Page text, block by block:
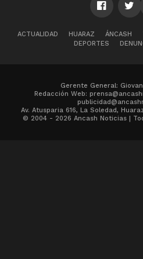
ACTUALIDAD HUARAZ ÁNCASH
DEPORTES
Gerente General:
Redacción Web:
Av. Atusparia 616, La Soledad,
© 2004 - 2026 Ancash Noticias |